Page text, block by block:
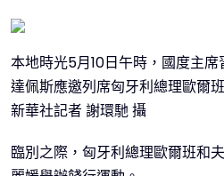
本地時光5月10日午時，國度主
達佩斯應邀列席匈牙利總理歐爾
新華社記者 謝環馳 攝
臨別之際，匈牙利總理歐爾班和